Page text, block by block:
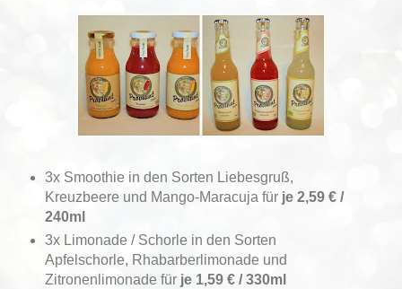
3x Smoothie in den Sorten Liebesgruß,
Kreuzbeere und Mango-Maracuja für je 2,59 € /
240ml
3x Limonade / Schorle in den Sorten
Apfelschorle, Rhabarberlimonade und
Zitronenlimonade für je 1,59 € / 330ml